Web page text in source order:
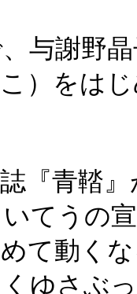
与謝野
）をは
『青鞜
いてうの
て動く
ゆさぶ